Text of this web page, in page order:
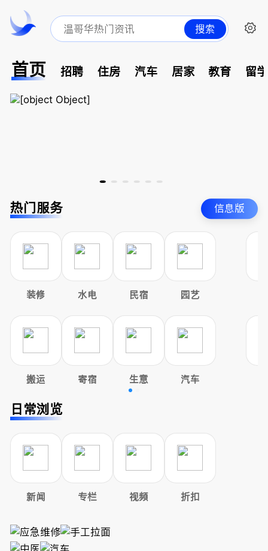
搜索
首页 招聘 住房 汽车 居家 教育 留
热门服务 信息版
装修 水电 民宿 园艺
搬运 寄宿 生意 汽车
日常浏览
新闻 专栏 视频 折扣